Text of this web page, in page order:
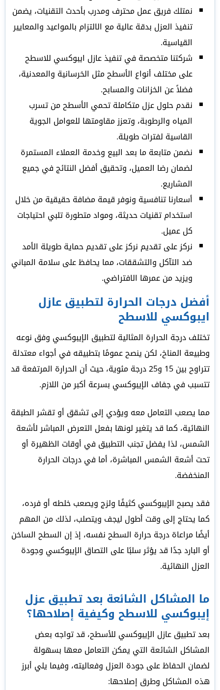
نمتلك فريق عمل محترف ومدرب بأحدث التقنيات، يضمن
تنفيذ العزل بدقة عالية مع الالتزام بالمواعيد والمعايير
القياسية.
شركتنا متخصصة في تنفيذ عازل ايبوكسي للاسطح
على مختلف أنواع الأسطح مثل الخرسانية والمعدنية،
فضلاً عن الخزانات والمسابح.
نقدم حلول عزل متكاملة تحمي الأسطح من تسرب
المياه والرطوبة، وتعزز مقاومتها للعوامل الجوية
القاسية لفترات طويلة.
نضمن متابعة ما بعد البيع وخدمة العملاء المستمرة
لضمان رضا العميل، وتحقيق أفضل النتائج في جميع
المشاريع.
أسعارنا تنافسية ونوفر قيمة مضافة حقيقية من خلال
استخدام تقنيات حديثة، ومواد متطورة تلبي احتياجات
كل عميل.
نركز على تقديم نركز على تقديم حماية طويلة الأمد
ضد التآكل والتشققات، مما يحافظ على سلامة المباني
ويزيد من عمرها الافتراضي.
أفضل درجات الحرارة لتطبيق عازل
ايبوكسي للاسطح
تختلف درجة الحرارة المثالية لتطبيق الإيبوكسي وفق نوعه
وطبيعة المناخ، لكن ينصح عمومًا بتطبيقه في أجواء معتدلة
تتراوح بين 15 و25 درجة مئوية، حيث أن الحرارة المرتفعة قد
تتسبب في جفاف الإيبوكسي بسرعة أكبر من اللازم.
مما يصعب التعامل معه ويؤدي إلى تشقق أو تقشر الطبقة
النهائية، كما قد يتغير لونها بفعل التعرض المباشر لأشعة
الشمس، لذا يفضل تجنب التطبيق في أوقات الظهيرة أو
تحت أشعة الشمس المباشرة، أما في درجات الحرارة
المنخفضة.
فقد يصبح الإيبوكسي كثيفًا ولزج ويصعب خلطه أو فرده،
كما يحتاج إلى وقت أطول ليجف ويتصلب، لذلك من المهم
أيضًا مراعاة درجة حرارة السطح نفسه، إذ إن السطح الساخن
أو البارد جدًا قد يؤثر سلبًا على التصاق الإيبوكسي وجودة
العزل النهائية.
ما المشاكل الشائعة بعد تطبيق عزل
إيبوكسي للاسطح وكيفية إصلاحها؟
بعد تطبيق عازل الإيبوكسي للأسطح، قد تواجه بعض
المشاكل الشائعة التي يمكن التعامل معها بسهولة
لضمان الحفاظ على جودة العزل وفعاليته، وفيما يلي أبرز
هذه المشاكل وطرق إصلاحها: